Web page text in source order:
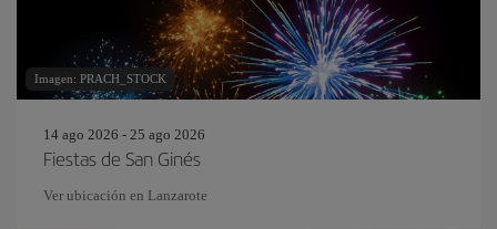
Imagen: PRACH_STOCK
14 ago 2026 - 25 ago 2026
Fiestas de San Ginés
Ver ubicación en Lanzarote